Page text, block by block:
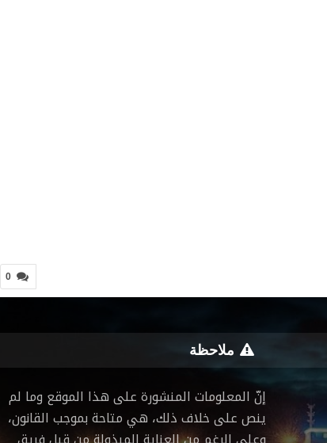
0
ملاحظة
إنّ المعلومات المنشورة على هذا الموقع وما لم
ينص على خلاف ذلك، هي متاحة بموجب القانون،